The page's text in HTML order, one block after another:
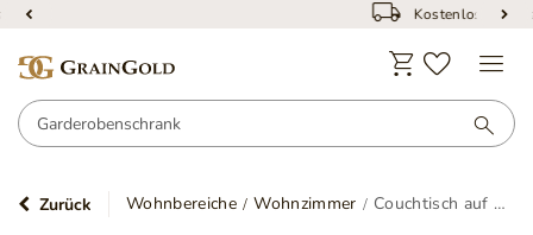
Zurück Wohnbereiche Wohnzimmer Couchtisch auf schwarzem Gestell Asumi Schwarz Hochglanz 36x42